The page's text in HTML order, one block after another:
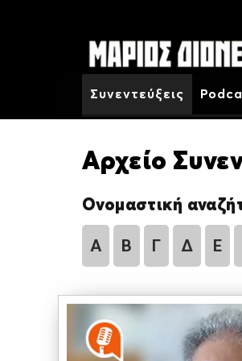
Συνεντεύξεις
Αρχείο
Ονομαστική
Α Β Γ Δ Ε